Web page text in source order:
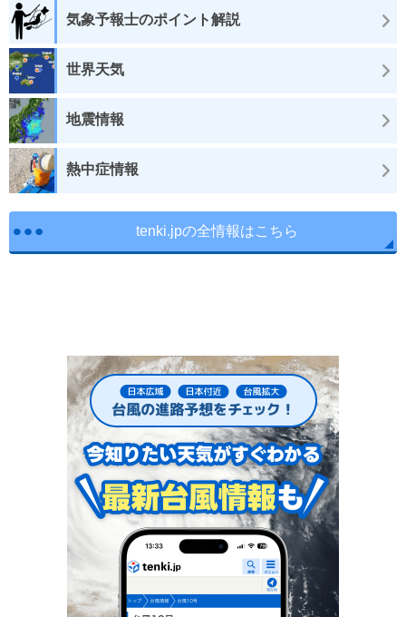
気象予報士のポイント解説
世界天気
地震情報
熱中症情報
tenki.jpの全情報はこちら